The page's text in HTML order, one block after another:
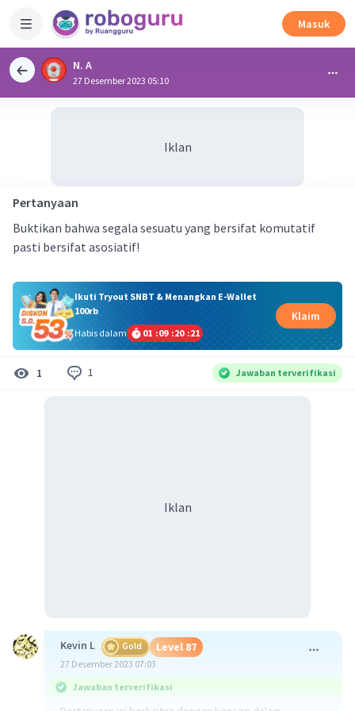
Masuk
N. A
27 Desember 2023 05:10
Iklan
Pertanyaan
Buktikan bahwa segala sesuatu yang bersifat komutatif
pasti bersifat asosiatif!
Ikuti Tryout SNBT & Menangkan E-Wallet
100rb
Habis dalam
01 :09 :20 :21
Klaim
1 1 Jawaban terverifikasi
Iklan
Kevin L Gold Level 87
27 Desember 2023 07:03
Jawaban terverifikasi